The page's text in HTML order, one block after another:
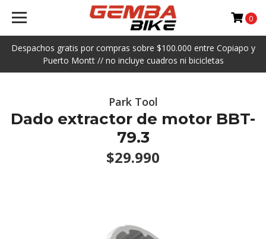
Despachos gratis por compras sobre $100.000 entre Copiapo y
Puerto Montt // no incluye cuadros ni bicicletas
0
Park Tool
Dado extractor de motor BBT-
79.3
$29.990